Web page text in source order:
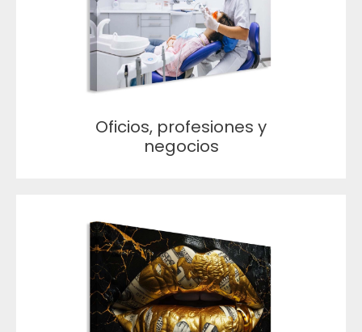
Oficios, profesiones y
negocios